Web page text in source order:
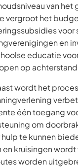
van het
vergroot het
voor
en
educatie
op
wordt het
één toegang
om
hulp te kunnen
en kruisingen
worden